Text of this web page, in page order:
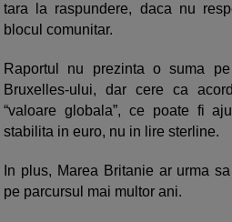
tara la raspundere, daca nu
blocul comunitar.
Raportul nu prezinta o suma
Bruxelles-ului, dar cere ca
“valoare globala”, ce poate fi
stabilita in euro, nu in lire sterline.
In plus, Marea Britanie ar urma
pe parcursul mai multor ani.